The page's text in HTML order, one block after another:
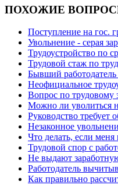
ПОХОЖИЕ
Поступление на гос.
Увольнение - серая
Трудоустройство по
Трудовой стаж по
Бывший работодатель
Неофициальное
Вопрос по трудовому
Можно ли уволиться
Руководство требует
Незаконное
Что делать, если
Трудовой спор с
Не выдают
Работодатель
Как правильно